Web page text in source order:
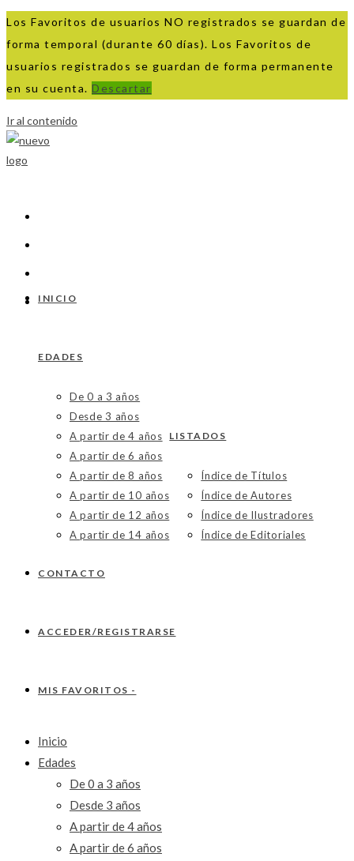
Los Favoritos de usuarios NO registrados se guardan de
forma temporal (durante 60 días). Los Favoritos de
usuarios registrados se guardan de forma permanente
en su cuenta. Descartar
Ir al contenido
INICIO
EDADES
De 0 a 3 años
Desde 3 años
A partir de 4 años
A partir de 6 años
A partir de 8 años
A partir de 10 años
A partir de 12 años
A partir de 14 años
LISTADOS
Índice de Títulos
Índice de Autores
Índice de Ilustradores
Índice de Editoriales
CONTACTO
ACCEDER/REGISTRARSE
MIS FAVORITOS -
Inicio
Edades
De 0 a 3 años
Desde 3 años
A partir de 4 años
A partir de 6 años